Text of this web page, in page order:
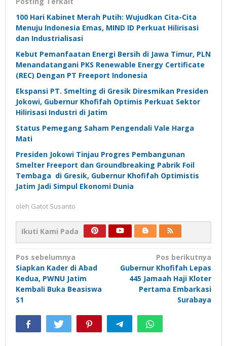
100 Hari Kabinet Merah Putih: Wujudkan Cita-Cita
Menuju Indonesia Emas, MIND ID Perkuat Hilirisasi
dan Industrialisasi
Kebut Pemanfaatan Energi Bersih di Jawa Timur, PLN
Menandatangani PKS Renewable Energy Certificate
(REC) Dengan PT Freeport Indonesia
Ekspansi PT. Smelting di Gresik Diresmikan Presiden
Jokowi, Gubernur Khofifah Optimis Perkuat Sektor
Hilirisasi Industri di Jatim
Status Pemegang Saham Pengendali Vale Harga
Mati
Presiden Jokowi Tinjau Progres Pembangunan
Smelter Freeport dan Groundbreaking Pabrik Foil
Tembaga di Gresik, Gubernur Khofifah Optimistis
Jatim Jadi Simpul Ekonomi Dunia
oleh Gatot Susanto
Ikuti Kami Pada
Navigasi
pos
Pos sebelumnya
Siapkan Kader di Abad
Kedua, PWNU Jatim
Kembali Buka Beasiswa
S1
Pos berikutnya
Gubernur Khofifah Lepas
445 Jamaah Haji Kloter
Pertama Embarkasi
Surabaya